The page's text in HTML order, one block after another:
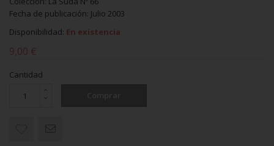
Fecha de publicación: Julio 2003
Disponibilidad: En existencia
9,00 €
Cantidad